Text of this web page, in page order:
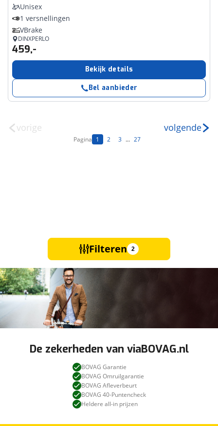
Unisex
1 versnellingen
VBrake
DINXPERLO
459,-
Bekijk details
Bel aanbieder
vorige
Pagina 1 2 3 ... 27
volgende
Filteren 2
De zekerheden van viaBOVAG.nl
BOVAG Garantie
BOVAG Omruilgarantie
BOVAG Afleverbeurt
BOVAG 40-Puntencheck
Heldere all-in prijzen